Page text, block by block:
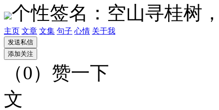
个性签名： 空山寻桂树
主页 文章 文集 句子 心情 关于我
（0） 赞一下
文